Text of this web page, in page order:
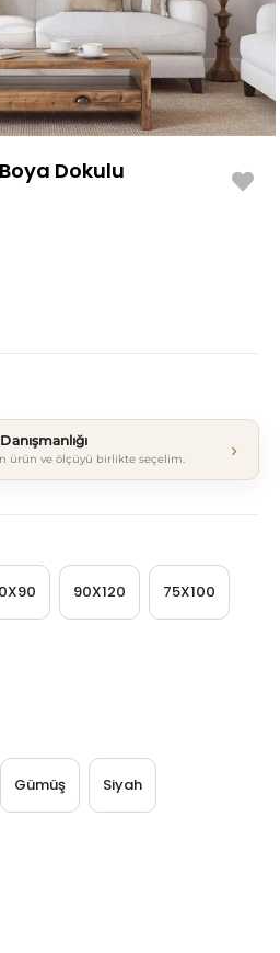
Dokulu
ürün ve ölçüyü birlikte seçelim. ›
90X120 75X100
Gümüş Siyah